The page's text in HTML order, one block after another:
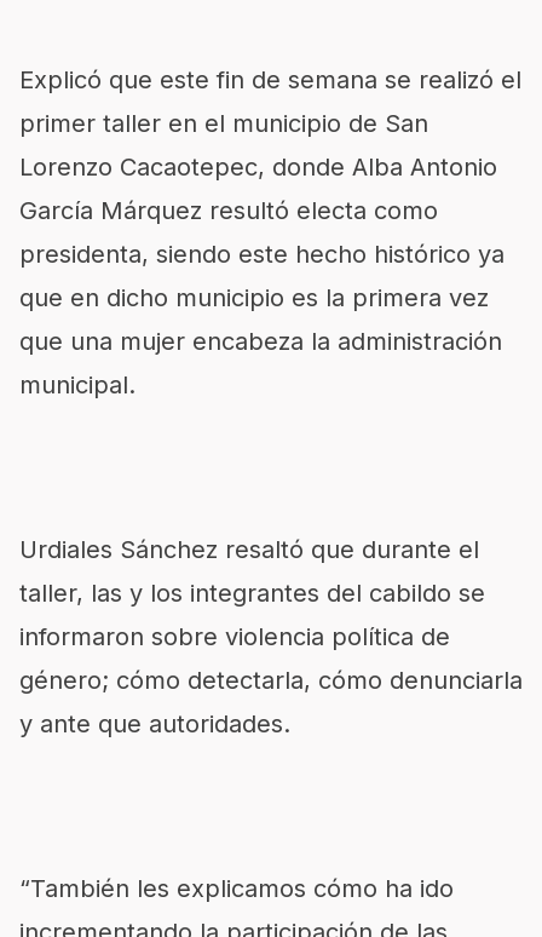
Explicó que este fin de semana se realizó el
primer taller en el municipio de San
Lorenzo Cacaotepec, donde Alba Antonio
García Márquez resultó electa como
presidenta, siendo este hecho histórico ya
que en dicho municipio es la primera vez
que una mujer encabeza la administración
municipal.
Urdiales Sánchez resaltó que durante el
taller, las y los integrantes del cabildo se
informaron sobre violencia política de
género; cómo detectarla, cómo denunciarla
y ante que autoridades.
“También les explicamos cómo ha ido